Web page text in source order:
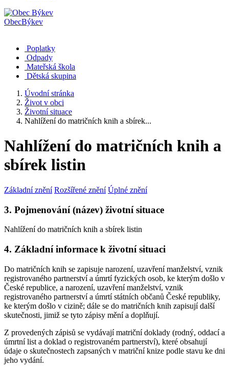
ObecBýkev
Poplatky
Odpady
Mateřská škola
Dětská skupina
Úvodní stránka
Život v obci
Životní situace
Nahlížení do matričních knih a sbírek...
Nahlížení do matričních knih a
sbírek listin
Základní znění Rozšířené znění Úplné znění
3. Pojmenování (název) životní situace
Nahlížení do matričních knih a sbírek listin
4. Základní informace k životní situaci
Do matričních knih se zapisuje narození, uzavření manželství, vznik
registrovaného partnerství a úmrtí fyzických osob, ke kterým došlo v
České republice, a narození, uzavření manželství, vznik
registrovaného partnerství a úmrtí státních občanů České republiky,
ke kterým došlo v cizině; dále se do matričních knih zapisují další
skutečnosti, jimiž se tyto zápisy mění a doplňují.
Z provedených zápisů se vydávají matriční doklady (rodný, oddací a
úmrtní list a doklad o registrovaném partnerství), které obsahují
údaje o skutečnostech zapsaných v matriční knize podle stavu ke dni
jeho vydání.